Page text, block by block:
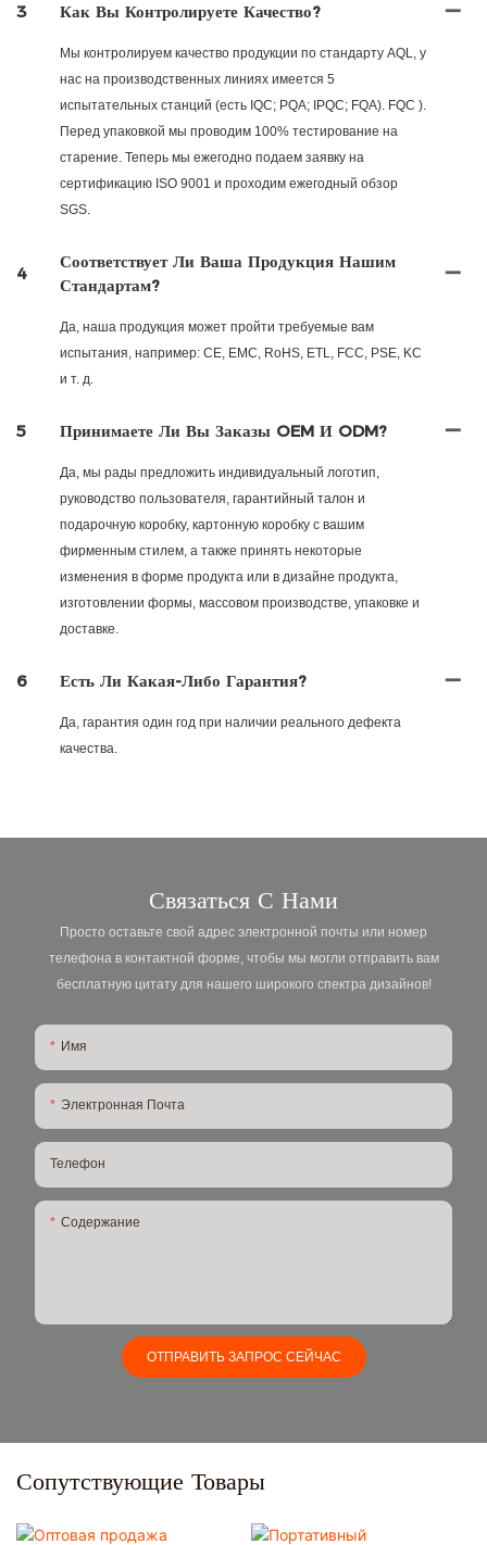
3 Как Вы Контролируете Качество?
Мы контролируем качество продукции по стандарту AQL, у
нас на производственных линиях имеется 5
испытательных станций (есть IQC; PQA; IPQC; FQA). FQC ).
Перед упаковкой мы проводим 100% тестирование на
старение. Теперь мы ежегодно подаем заявку на
сертификацию ISO 9001 и проходим ежегодный обзор
SGS.
4
Соответствует Ли Ваша Продукция Нашим
Стандартам?
Да, наша продукция может пройти требуемые вам
испытания, например: CE, EMC, RoHS, ETL, FCC, PSE, KC
и т. д.
5 Принимаете Ли Вы Заказы OEM И ODM?
Да, мы рады предложить индивидуальный логотип,
руководство пользователя, гарантийный талон и
подарочную коробку, картонную коробку с вашим
фирменным стилем, а также принять некоторые
изменения в форме продукта или в дизайне продукта,
изготовлении формы, массовом производстве, упаковке и
доставке.
6 Есть Ли Какая-Либо Гарантия?
Да, гарантия один год при наличии реального дефекта
качества.
Связаться С Нами
Просто оставьте свой адрес электронной почты или номер
телефона в контактной форме, чтобы мы могли отправить вам
бесплатную цитату для нашего широкого спектра дизайнов!
Имя
Электронная Почта
Телефон
Содержание
ОТПРАВИТЬ ЗАПРОС СЕЙЧАС
Сопутствующие Товары